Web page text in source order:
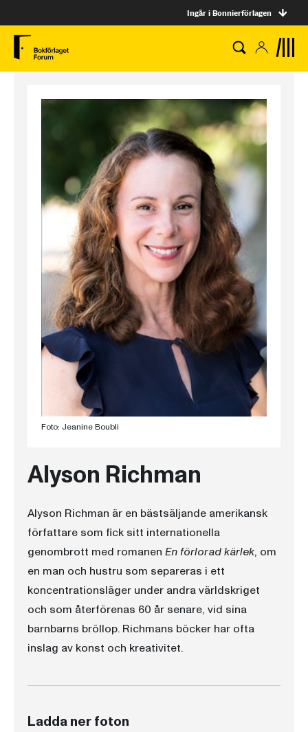
Ingår i Bonnierförlagen
Foto: Jeanine Boubli
Alyson Richman
Alyson Richman är en bästsäljande amerikansk
författare som fick sitt internationella
genombrott med romanen En förlorad kärlek, om
en man och hustru som separeras i ett
koncentrationsläger under andra världskriget
och som återförenas 60 år senare, vid sina
barnbarns bröllop. Richmans böcker har ofta
inslag av konst och kreativitet.
Ladda ner foton